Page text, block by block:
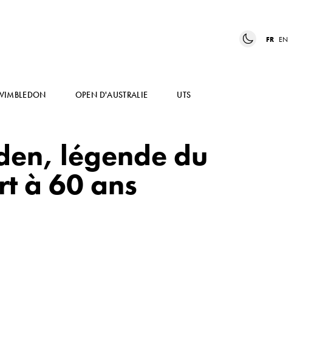
FR EN
OPEN D'AUSTRALIE UTS
légende du
à 60 ans